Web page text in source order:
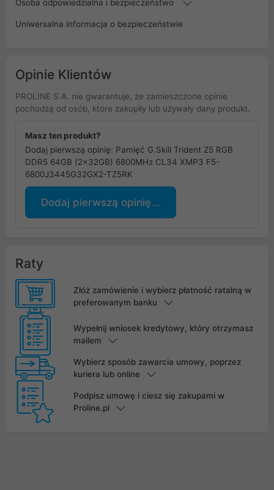
Osoba odpowiedzialna i bezpieczeństwo
Uniwersalna informacja o bezpieczeństwie
Opinie Klientów
PROLINE S.A. nie gwarantuje, że zamieszczone opinie
pochodzą od osób, które zakupiły lub używały dany produkt.
Masz ten produkt?
Dodaj pierwszą opinię: Pamięć G.Skill Trident Z5 RGB
DDR5 64GB (2x32GB) 6800MHz CL34 XMP3 F5-
6800J3445G32GX2-TZ5RK
Dodaj pierwszą opinię...
Raty
Złóż zamówienie i wybierz płatność ratalną w
preferowanym banku
Wypełnij wniosek kredytowy, który otrzymasz
mailem
Wybierz sposób zawarcia umowy, poprzez
kuriera lub online
Podpisz umowę i ciesz się zakupami w
Proline.pl